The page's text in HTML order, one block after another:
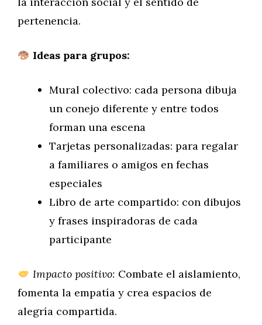
pertenencia.
Ideas para grupos:
Mural colectivo: cada persona dibuja
un conejo diferente y entre todos
forman una escena
Tarjetas personalizadas: para regalar
a familiares o amigos en fechas
especiales
Libro de arte compartido: con dibujos
y frases inspiradoras de cada
participante
Impacto positivo: Combate el aislamiento,
fomenta la empatía y crea espacios de
alegría compartida.